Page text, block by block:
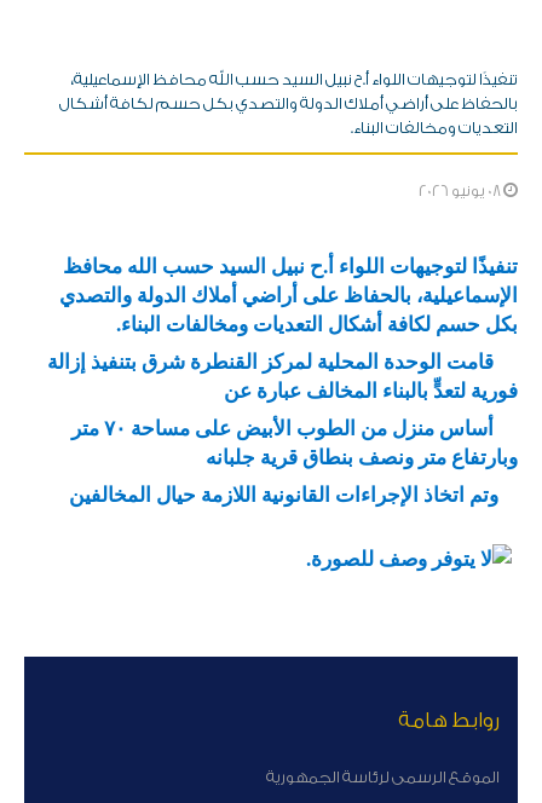
تنفيذًا لتوجيهات اللواء أ.ح نبيل السيد حسب الله محافظ الإسماعيلية،
بالحفاظ على أراضي أملاك الدولة والتصدي بكل حسم لكافة أشكال
التعديات ومخالفات البناء.
تنفيذًا لتوجيهات اللواء أ.ح نبيل السيد حسب الله محافظ
الإسماعيلية، بالحفاظ على أراضي أملاك الدولة والتصدي
بكل حسم لكافة أشكال التعديات ومخالفات البناء.
قامت الوحدة المحلية لمركز القنطرة شرق بتنفيذ إزالة
فورية لتعدٍّ بالبناء المخالف عبارة عن
أساس منزل من الطوب الأبيض على مساحة ٧٠ متر
وبارتفاع متر ونصف بنطاق قرية جلبانه
وتم اتخاذ الإجراءات القانونية اللازمة حيال المخالفين
روابط هامة
الموقع الرسمى لرئاسة الجمهورية